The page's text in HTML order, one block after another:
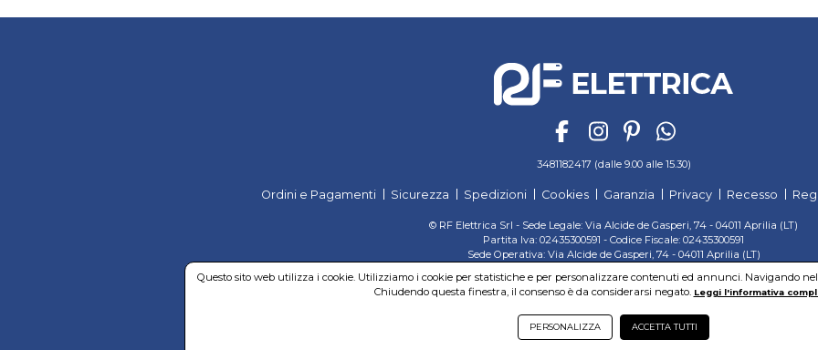
3481182417 (dalle 9.00 alle 15.30)
Ordini e Pagamenti Sicurezza Spedizioni Cookies Garanzia Privacy Recesso
© RF Elettrica Srl - Sede Legale: Via Alcide de Gasperi, 74 - 04011 Aprilia (LT)
Partita Iva: 02435300591 - Codice Fiscale: 02435300591
Sede Operativa: Via Alcide de Gasperi, 74 - 04011 Aprilia (LT)
Questo sito web utilizza i cookie. Utilizziamo i cookie per statistiche e per personalizzare contenuti ed annunci. Navigando
Chiudendo questa finestra, il consenso è da considerarsi negato. Leggi l'informativa
PERSONALIZZA ACCETTA TUTTI